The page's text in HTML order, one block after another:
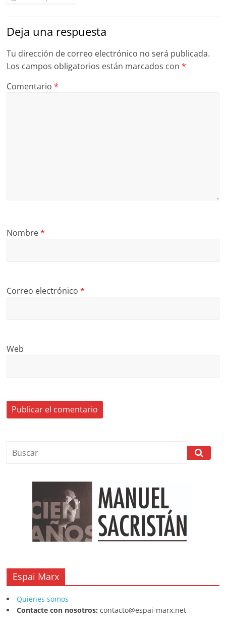
Deja una respuesta
Tu dirección de correo electrónico no será publicada.
Los campos obligatorios están marcados con*
Comentario*
Nombre*
Correo electrónico*
Web
Espai Marx
Quienes somos
Contacte con nosotros: contacto@espai-marx.net